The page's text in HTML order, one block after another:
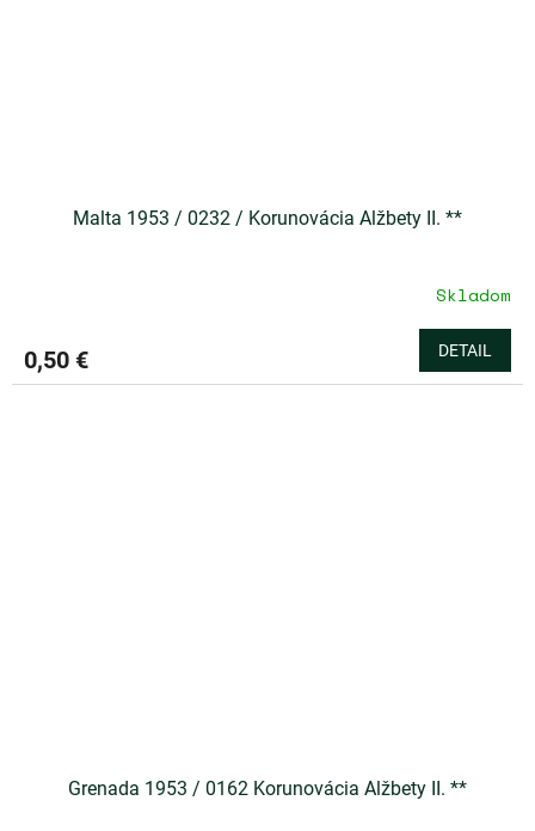
Malta 1953 / 0232 / Korunovácia Alžbety II. **
Skladom
0,50 € DETAIL
Grenada 1953 / 0162 Korunovácia Alžbety II. **